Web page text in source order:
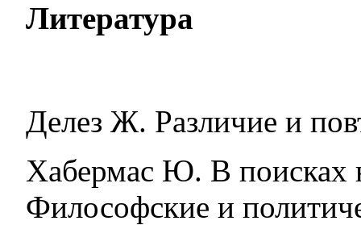
Литература
Делез Ж. Различие и
Хабермас Ю. В поисках
Философские и